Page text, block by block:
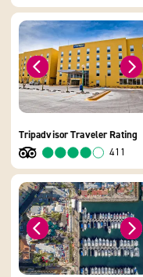
Tripadvisor Traveler Rating
411